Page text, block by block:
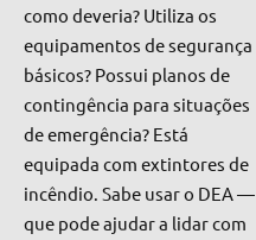
como deveria? Utiliza os
equipamentos de segurança
básicos? Possui planos de
contingência para situações
de emergência? Está
equipada com extintores de
incêndio. Sabe usar o DEA —
que pode ajudar a lidar com